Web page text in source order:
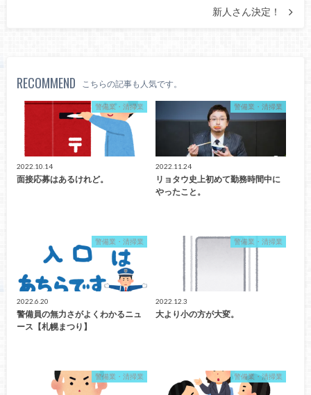
新人さん決定！
RECOMMEND こちらの記事も人気です。
警備業・清掃業
2022.10.14
面接応募はあるけれど。
警備業・清掃業
2022.11.24
リョタウ史上初めて勤務時間中に
やったこと。
警備業・清掃業
2022.6.20
警備員の無力さがよくわかるニュ
ース【札幌まつり】
警備業・清掃業
2022.12.3
大より小の方が大変。
警備業・清掃業 警備業・清掃業